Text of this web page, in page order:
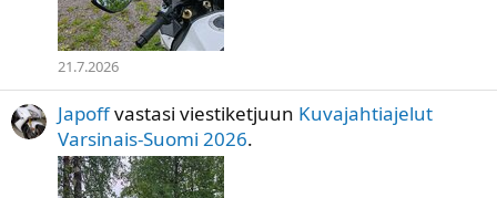
21.7.2026
Japoffvastasi viestiketjuun Kuvajahtiajelut
Varsinais-Suomi 2026.